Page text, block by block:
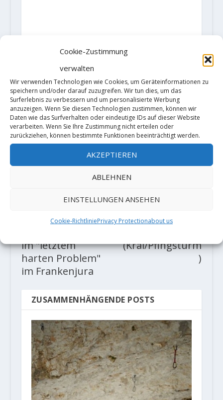
Cookie-Zustimmung
verwalten
Wir verwenden Technologien wie Cookies, um Geräteinformationen zu
speichern und/oder darauf zuzugreifen. Wir tun dies, um das
Surferlebnis zu verbessern und um personalisierte Werbung
anzuzeigen. Wenn Sie diesen Technologien zustimmen, können wir
Daten wie das Surfverhalten oder eindeutige IDs auf dieser Website
verarbeiten. Wenn Sie Ihre Zustimmung nicht erteilen oder
zurückziehen, können bestimmte Funktionen beeinträchtigt werden.
AKZEPTIEREN
ABLEHNEN
EINSTELLUNGEN ANSEHEN
Cookie-RichtliniePrivacy Protectionabout us
AKTIE:
RATE:
VORHERIGE
Megos und
Yannick Flohé
im "letztem
harten Problem"
im Frankenjura
NÄCHSTE
Adersbach -
Jubiläumsbestei
(Kral/Pfingsturm
)
ZUSAMMENHÄNGENDE POSTS